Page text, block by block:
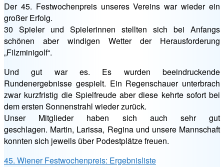
Der 45. Festwochenpreis unseres Vereins war wieder ein
großer Erfolg.
30 Spieler und Spielerinnen stellten sich bei Anfangs
schönen aber windigen Wetter der Herausforderung
„Filzminigolf“.
Und gut war es. Es wurden beeindruckende
Rundenergebnisse gespielt. Ein Regenschauer unterbrach
zwar kurzfristig die Spielfreude aber diese kehrte sofort bei
dem ersten Sonnenstrahl wieder zurück.
Unser Mitglieder haben sich auch sehr gut
geschlagen. Martin, Larissa, Regina und unsere Mannschaft
konnten sich jeweils über Podestplätze freuen.
45. Wiener Festwochenpreis: Ergebnisliste